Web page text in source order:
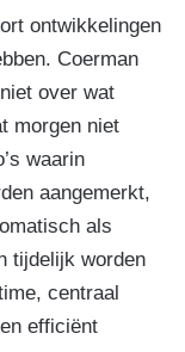
ontwikkelingen
Coerman
over wat
morgen niet
waarin
aangemerkt,
als
tijdelijk worden
centraal
efficiënt